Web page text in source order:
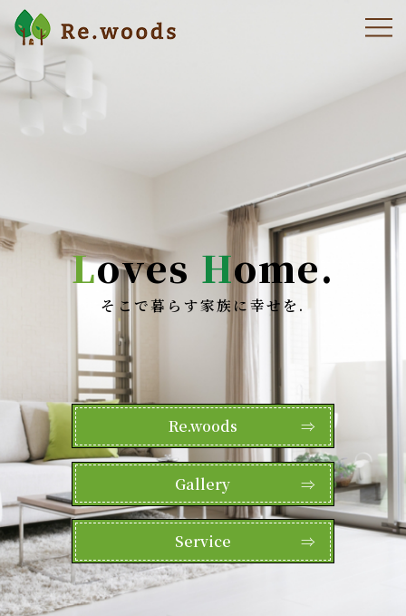
Loves Home.
そこで暮らす家族に幸せを.
Re.woods ⇒
Gallery ⇒
Service ⇒